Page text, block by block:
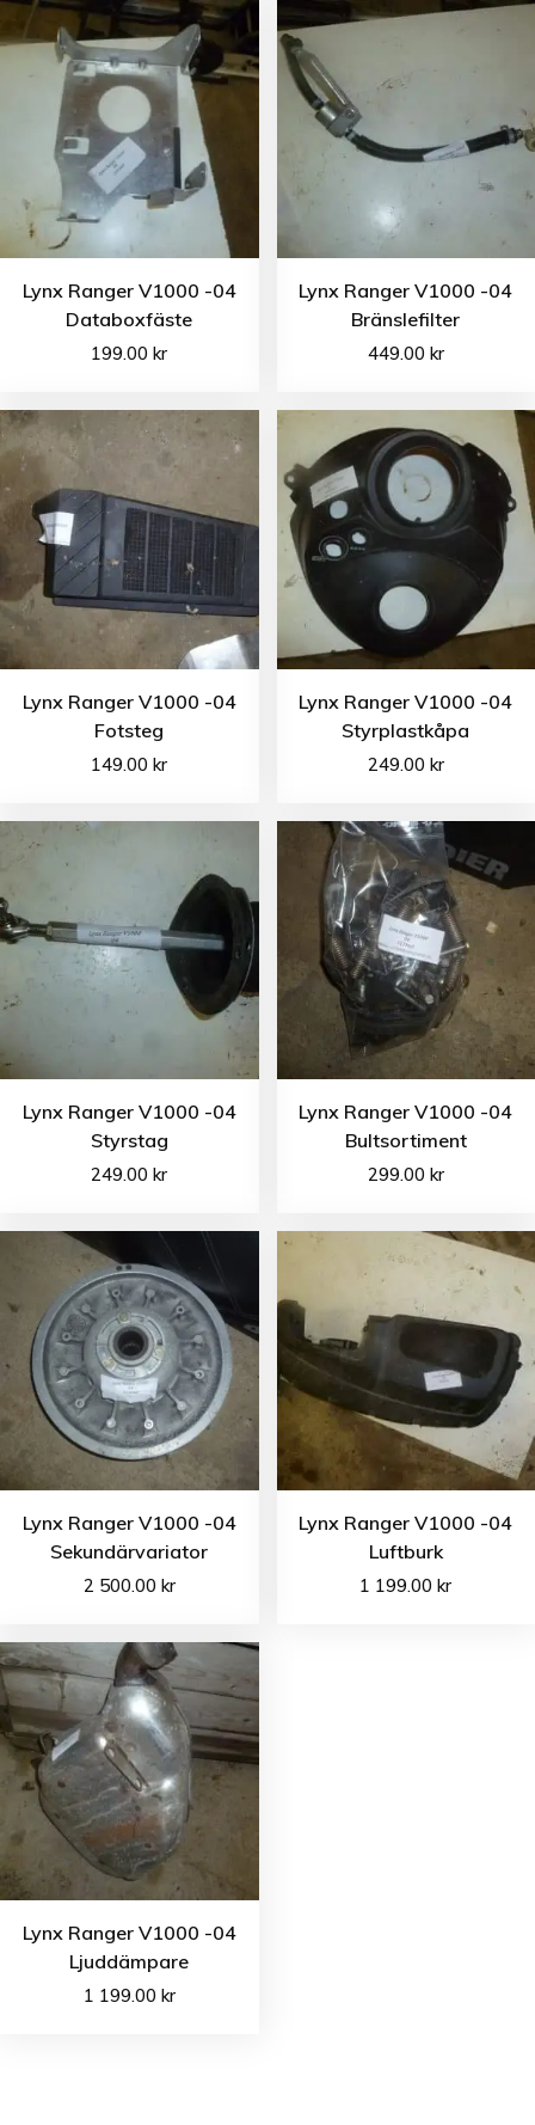
Lynx Ranger V1000 -04
Databoxfäste
199.00kr
Lynx Ranger V1000 -04
Bränslefilter
449.00 kr
Lynx Ranger V1000 -04
Fotsteg
149.00kr
Lynx Ranger V1000 -04
Styrplastkåpa
249.00 kr
Lynx Ranger V1000 -04
Styrstag
249.00kr
Lynx Ranger V1000 -04
Bultsortiment
299.00 kr
Lynx Ranger V1000 -04
Sekundärvariator
2 500.00 kr
Lynx Ranger V1000 -04
Luftburk
1 199.00kr
Lynx Ranger V1000 -04
Ljuddämpare
1 199.00 kr